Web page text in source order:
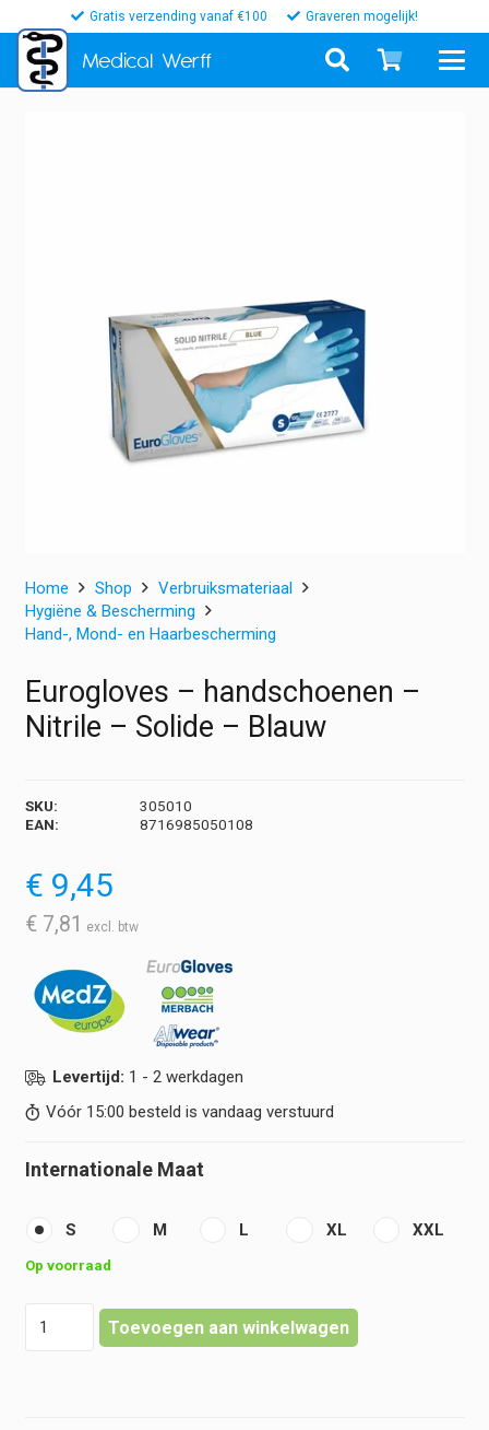
Gratis verzending vanaf €100 Graveren mogelijk!
Medical Werff
Home Shop
Verbruiksmateriaal
Hygiëne & Bescherming
Hand-, Mond- en Haarbescherming
Eurogloves – handschoenen –
Nitrile – Solide – Blauw
SKU:
305010
EAN:
8716985050108
€ 9,45
€ 7,81
Levertijd: 1 - 2 werkdagen
Vóór 15:00 besteld is vandaag verstuurd
Internationale Maat
S M L XL XXL
Op voorraad
Eurogloves
Toevoegen aan winkelwagen